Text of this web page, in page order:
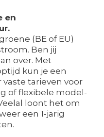
en
(BE of EU)
Ben jij
over. Met
kun je een
tarieven voor
of flexibele model-
loont het om
een 1-jarig